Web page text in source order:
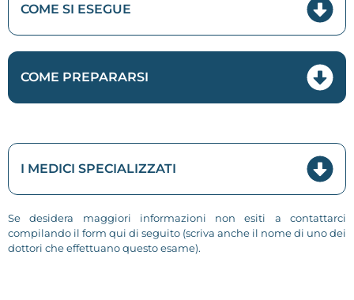
COME SI ESEGUE
COME PREPARARSI
I MEDICI SPECIALIZZATI
Se desidera maggiori informazioni non esiti a contattarci
compilando il form qui di seguito (scriva anche il nome di uno dei
dottori che effettuano questo esame).